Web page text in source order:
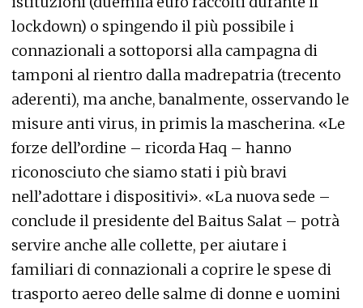
lockdown) o spingendo il più possibile i
connazionali a sottoporsi alla campagna di
tamponi al rientro dalla madrepatria (trecento
aderenti), ma anche, banalmente, osservando le
misure anti virus, in primis la mascherina. «Le
forze dell’ordine – ricorda Haq – hanno
riconosciuto che siamo stati i più bravi
nell’adottare i dispositivi». «La nuova sede –
conclude il presidente del Baitus Salat – potrà
servire anche alle collette, per aiutare i
familiari di connazionali a coprire le spese di
trasporto aereo delle salme di donne e uomini